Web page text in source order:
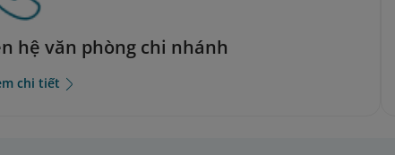
hệ văn phòng chi nhánh
chi tiết